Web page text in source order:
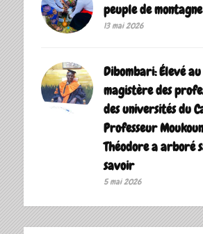
peuple de
13 mai 2026
Dibombari: Élevé
magistère des
des universités du
Professeur
Théodore a arboré
savoir ‎
5 mai 2026